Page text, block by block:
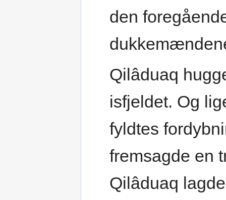
den
Qilâduaq
isfjeldet. Og
fyldtes
fremsagde en
Qilâduaq